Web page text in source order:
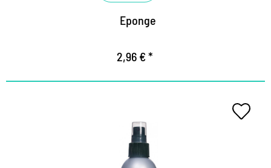
Eponge
2,96 € *
Nettoyant spécial pour